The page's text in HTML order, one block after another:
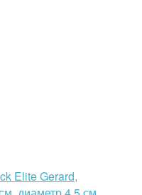
Elite Gerard,